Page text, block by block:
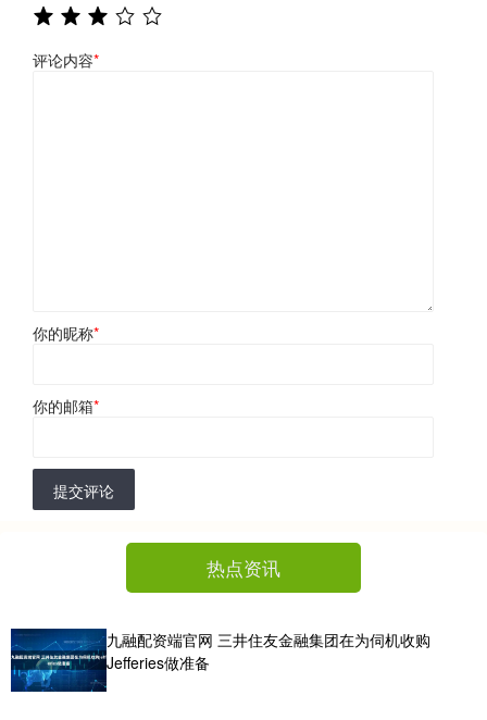
评论内容*
你的昵称*
你的邮箱*
提交评论
热点资讯
九融配资端官网 三井住友金融集团在为伺机收购
Jefferies做准备